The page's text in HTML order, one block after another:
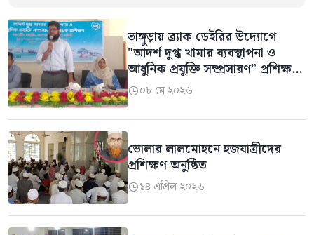
ভাঙ্গুড়ায় ব্র্যাক ডেইরির উদ্যোগে
"আদর্শ দুগ্ধ খামার ব্যবস্থাপনা ও
আধুনিক প্রযুক্তি সম্প্রসারণ” প্রশিক্ষণ
অনুষ্ঠিত
০৮ মে ২০২৬
ভোলার লালমোহনে হজযাত্রীদের
প্রশিক্ষণ অনুষ্ঠিত
১৪ এপ্রিল ২০২৬